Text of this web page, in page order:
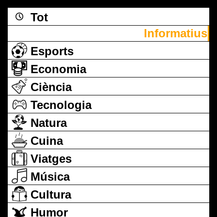
Tot
Informatius
Esports
Economia
Ciència
Tecnologia
Natura
Cuina
Viatges
Música
Cultura
Humor